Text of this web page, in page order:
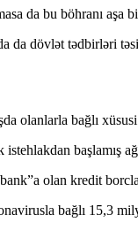
da bu böhranı aşa
da dövlət tədbirləri
olanlarla bağlı
istehlakdan
olan kredit
bağlı 15,3